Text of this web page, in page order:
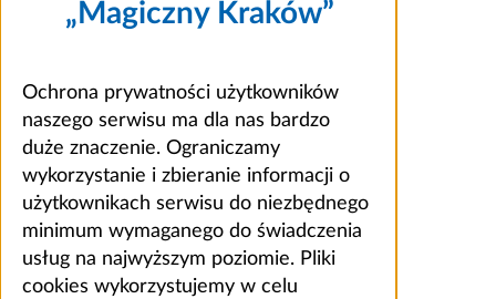
„Magiczny Kraków”
Ochrona prywatności użytkowników
naszego serwisu ma dla nas bardzo
duże znaczenie. Ograniczamy
wykorzystanie i zbieranie informacji o
użytkownikach serwisu do niezbędnego
minimum wymaganego do świadczenia
usług na najwyższym poziomie. Pliki
cookies wykorzystujemy w celu